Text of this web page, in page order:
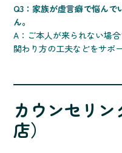
Q3：家族が虚言癖で悩ん
ん。
A：ご本人が来られない場
関わり方の工夫などをサポ
カウンセリ
店）